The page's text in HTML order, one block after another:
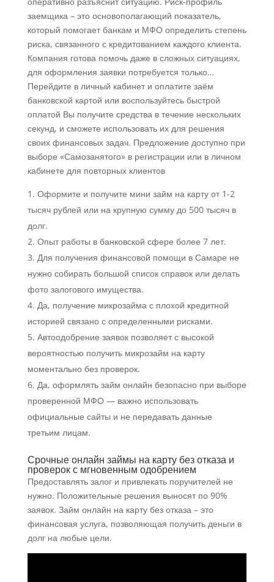
заемщика – это основополагающий показатель,
который помогает банкам и МФО определить степень
риска, связанного с кредитованием каждого клиента.
Компания готова помочь даже в сложных ситуациях,
для оформления заявки потребуется только…
Перейдите в личный кабинет и оплатите заём
банковской картой или воспользуйтесь быстрой
оплатой Вы получите средства в течение нескольких
секунд, и сможете использовать их для решения
своих финансовых задач. Предложение доступно при
выборе «Самозанятого» в регистрации или в личном
кабинете для повторных клиентов
Оформите и получите мини займ на карту от 1-2
тысяч рублей или на крупную сумму до 500 тысяч в
долг.
Опыт работы в банковской сфере более 7 лет.
Для получения финансовой помощи в Самаре не
нужно собирать большой список справок или делать
фото залогового имущества.
Да, получение микрозайма с плохой кредитной
историей связано с определенными рисками.
Автоодобрение заявок позволяет с высокой
вероятностью получить микрозайм на карту
моментально без проверок.
Да, оформлять займ онлайн безопасно при выборе
проверенной МФО — важно использовать
официальные сайты и не передавать данные
третьим лицам.
Срочные онлайн займы на карту без отказа и
проверок с мгновенным одобрением
Предоставлять залог и привлекать поручителей не
нужно. Положительные решения выносят по 90%
заявок. Займ онлайн на карту без отказа – это
финансовая услуга, позволяющая получить деньги в
долг на любые цели.